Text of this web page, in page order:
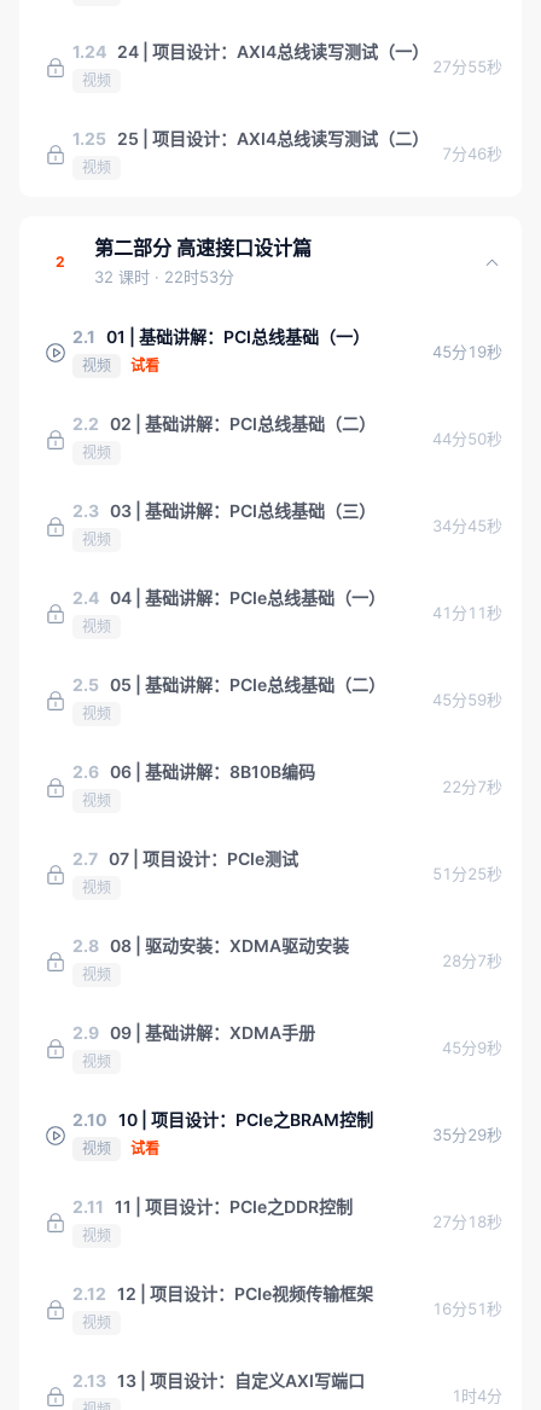
1.24 24 | 项目设计：AXI4总线读写测试（一）
视频
27分55秒
1.25 25 | 项目设计：AXI4总线读写测试（二）
视频
7分46秒
2
第二部分 高速接口设计篇
32 课时 · 22时53分
2.1 01 | 基础讲解：PCI总线基础（一）
视频 试看
45分19秒
2.2 02 | 基础讲解：PCI总线基础（二）
视频
44分50秒
2.3 03 | 基础讲解：PCI总线基础（三）
视频
34分45秒
2.4 04 | 基础讲解：PCIe总线基础（一）
视频
41分11秒
2.5 05 | 基础讲解：PCIe总线基础（二）
视频
45分59秒
2.6 06 | 基础讲解：8B10B编码
视频
22分7秒
2.7 07 | 项目设计：PCIe测试
视频
51分25秒
2.8 08 | 驱动安装：XDMA驱动安装
视频
28分7秒
2.9 09 | 基础讲解：XDMA手册
视频
45分9秒
2.10 10 | 项目设计：PCIe之BRAM控制
视频 试看
35分29秒
2.11 11 | 项目设计：PCIe之DDR控制
视频
27分18秒
2.12 12 | 项目设计：PCIe视频传输框架
视频
16分51秒
2.13 13 | 项目设计：自定义AXI写端口
1时4分